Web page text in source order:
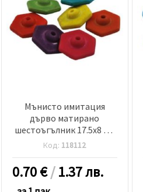
Мънисто имитация
дърво матирано
шестоъгълник 17.5x8 мм
дупка 2 мм МИКС -50
грама ~ 51 броя
Код: 118112
0.70€/1.37 лв.